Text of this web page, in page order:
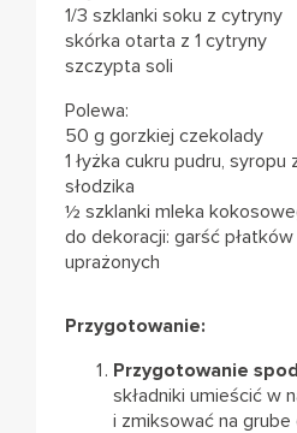
1/3 szklanki soku z cytryny
skórka otarta z 1 cytryny
szczypta soli
Polewa:
50 g gorzkiej czekolady
1 łyżka cukru pudru, syropu
słodzika
½ szklanki mleka
do dekoracji: garść
uprażonych
Przygotowanie:
Przygotowanie
składniki umieścić w
i zmiksować na